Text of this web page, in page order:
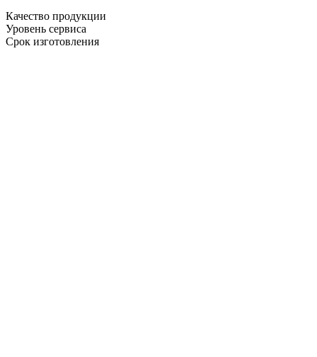
Качество продукции
Уровень сервиса
Срок изготовления